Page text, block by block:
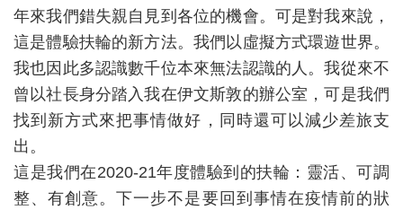
台北大稻埕社──花蓮縣光復鄉衛生所 巡迴醫療車捐贈活動
桃園社暨桃園百齡社環保捐血車聯合捐贈
三、扶輪作品
畫說扶輪
浮世繪的前世今生（下）
野蠻的文明人──高更
年來我們錯失親自見到各位的機會。可是對我來說，
這是體驗扶輪的新方法。我們以虛擬方式環遊世界。
我也因此多認識數千位本來無法認識的人。我從來不
曾以社長身分踏入我在伊文斯敦的辦公室，可是我們
找到新方式來把事情做好，同時還可以減少差旅支
出。
這是我們在2020-21年度體驗到的扶輪：靈活、可調
整、有創意。下一步不是要回到事情在疫情前的狀